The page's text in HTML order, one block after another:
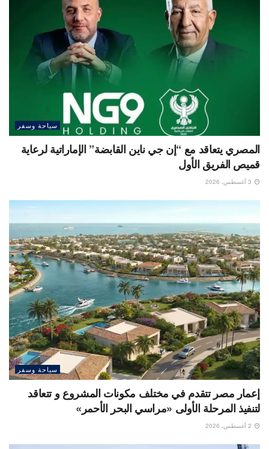
سياحة وسفر
المصري يتعاقد مع “إن جي ناين القابضة” الإماراتية لرعاية
قميص الفريق الأول
سياحة وسفر
إعمار مصر تتقدم في مختلف مكونات المشروع و تتعاقد
لتنفيذ المرحلة الأولى «مراسي البحر الأحمر»